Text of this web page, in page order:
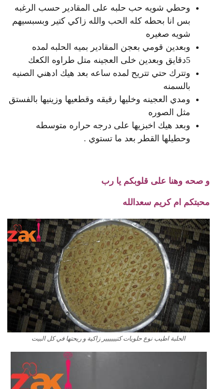
وحطي شويه حب حلبه على المقادير حسب الرغبه
بس انا بحطه كله الحب والله زاكي كتير وبسبسيهم
شويه صغيره
وبعدين قومي بعجن المقادير بميه الحلبه لمده
5دقايق وبعدين خلى العجينه متل طراوه الكعك
وتترك حتي تتريح لمده ساعه بعد هيك ادهني الصنيه
بالسمنه
ومدي العجينه وخليها رقيقه وقطعيها وزينيها بالفستق
مثل الصوره
وبعد هيك اخبزيها على درجه حراره متوسطه
وحطيلها القطر بعد ما تستوي .
و صحه وهنا على قلوبكم يا رب
محبتكم ام كريم سعدالله
الحلبة اطيب نوع حلويات كتيييييير زاكية و ريحتها في كل البيت